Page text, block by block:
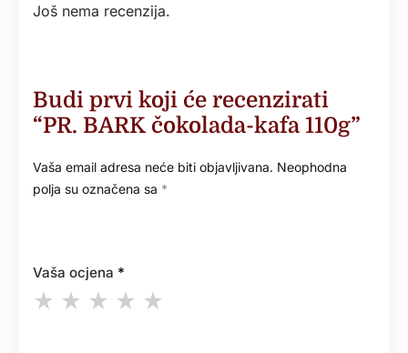
Još nema recenzija.
Budi prvi koji će recenzirati
“PR. BARK čokolada-kafa 110g”
Vaša email adresa neće biti objavljivana. Neophodna
polja su označena sa *
Vaša ocjena *